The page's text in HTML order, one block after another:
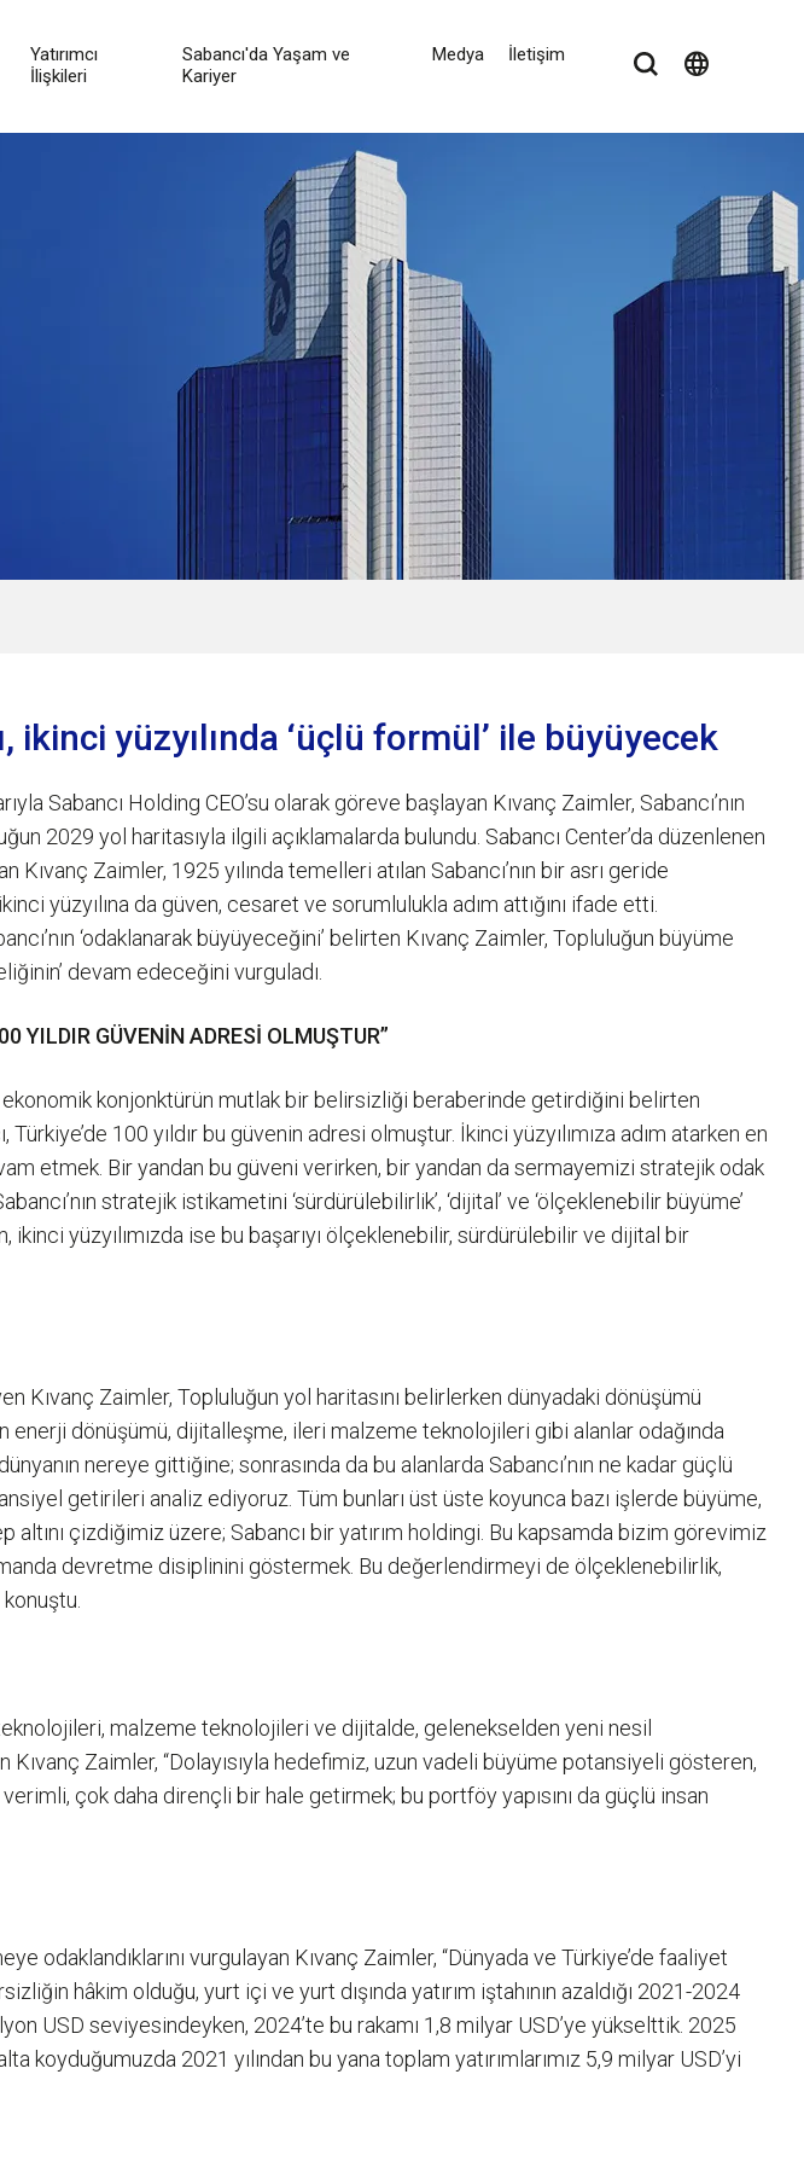
Yatırımcı
İlişkileri
Sabancı'da Yaşam ve
Kariyer
Medya İletişim language
ikinci yüzyılında ‘üçlü formül’ ile büyüyecek
Sabancı Holding CEO’su olarak göreve başlayan Kıvanç Zaimler, Sabancı’nın
2029 yol haritasıyla ilgili açıklamalarda bulundu. Sabancı Center’da düzenlenen
Kıvanç Zaimler, 1925 yılında temelleri atılan Sabancı’nın bir asrı geride
ikinci yüzyılına da güven, cesaret ve sorumlulukla adım attığını ifade etti.
‘odaklanarak büyüyeceğini’ belirten Kıvanç Zaimler, Topluluğun büyüme
devam edeceğini vurguladı.
YILDIR GÜVENİN ADRESİ OLMUŞTUR”
konjonktürün mutlak bir belirsizliği beraberinde getirdiğini belirten
100 yıldır bu güvenin adresi olmuştur. İkinci yüzyılımıza adım atarken en
etmek. Bir yandan bu güveni verirken, bir yandan da sermayemizi stratejik odak
stratejik istikametini ‘sürdürülebilirlik’, ‘dijital’ ve ‘ölçeklenebilir büyüme’
ikinci yüzyılımızda ise bu başarıyı ölçeklenebilir, sürdürülebilir ve dijital bir
Zaimler, Topluluğun yol haritasını belirlerken dünyadaki dönüşümü
enerji dönüşümü, dijitalleşme, ileri malzeme teknolojileri gibi alanlar odağında
nereye gittiğine; sonrasında da bu alanlarda Sabancı’nın ne kadar güçlü
getirileri analiz ediyoruz. Tüm bunları üst üste koyunca bazı işlerde büyüme,
çizdiğimiz üzere; Sabancı bir yatırım holdingi. Bu kapsamda bizim görevimiz
devretme disiplinini göstermek. Bu değerlendirmeyi de ölçeklenebilirlik,
malzeme teknolojileri ve dijitalde, gelenekselden yeni nesil
Zaimler, “Dolayısıyla hedefimiz, uzun vadeli büyüme potansiyeli gösteren,
verimli, çok daha dirençli bir hale getirmek; bu portföy yapısını da güçlü insan
odaklandıklarını vurgulayan Kıvanç Zaimler, “Dünyada ve Türkiye’de faaliyet
hâkim olduğu, yurt içi ve yurt dışında yatırım iştahının azaldığı 2021-2024
USD seviyesindeyken, 2024’te bu rakamı 1,8 milyar USD’ye yükselttik. 2025
koyduğumuzda 2021 yılından bu yana toplam yatırımlarımız 5,9 milyar USD’yi